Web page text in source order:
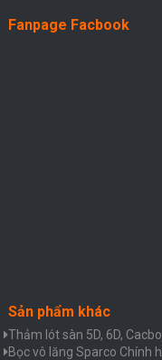
Fanpage Facbook
Sản phẩm khác
Thảm lót sàn 5D, 6D,
Bọc vô lăng Sparco Chính